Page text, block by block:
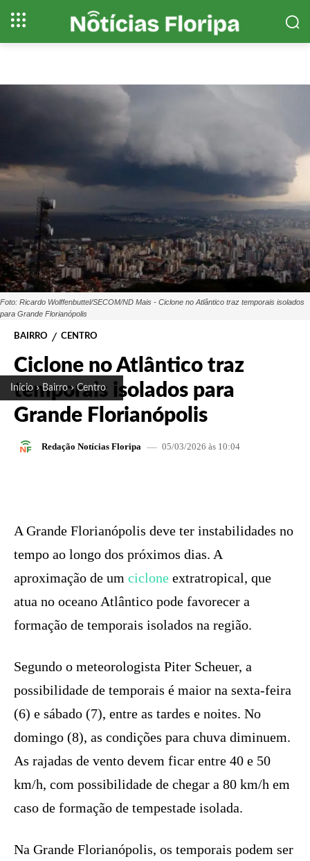
Início Bairro Centro
Foto: Ricardo Wolffenbuttel/SECOM/ND Mais - Ciclone no Atlântico traz temporais isolados
para Grande Florianópolis
BAIRRO CENTRO
Ciclone no Atlântico traz
temporais isolados para
Grande Florianópolis
Redação Notícias Floripa 05/03/2026 às 10:04
A Grande Florianópolis deve ter instabilidades no
tempo ao longo dos próximos dias. A
aproximação de um ciclone extratropical, que
atua no oceano Atlântico pode favorecer a
formação de temporais isolados na região.
Segundo o meteorologista Piter Scheuer, a
possibilidade de temporais é maior na sexta-feira
(6) e sábado (7), entre as tardes e noites. No
domingo (8), as condições para chuva diminuem.
As rajadas de vento devem ficar entre 40 e 50
km/h, com possibilidade de chegar a 80 km/h em
caso de formação de tempestade isolada.
Na Grande Florianópolis, os temporais podem ser